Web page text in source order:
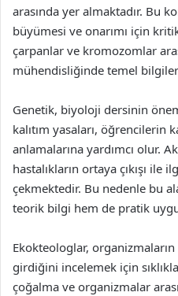
arasında yer almaktadır. Bu
büyümesi ve onarımı için
çarpanlar ve kromozomlar
mühendisliğinde temel
Genetik, biyoloji dersinin
kalıtım yasaları, öğrencilerin
anlamalarına yardımcı olur.
hastalıkların ortaya çıkışı
çekmektedir. Bu nedenle bu
teorik bilgi hem de pratik
Ekokteologlar,
girdiğini incelemek için
çoğalma ve organizmalar